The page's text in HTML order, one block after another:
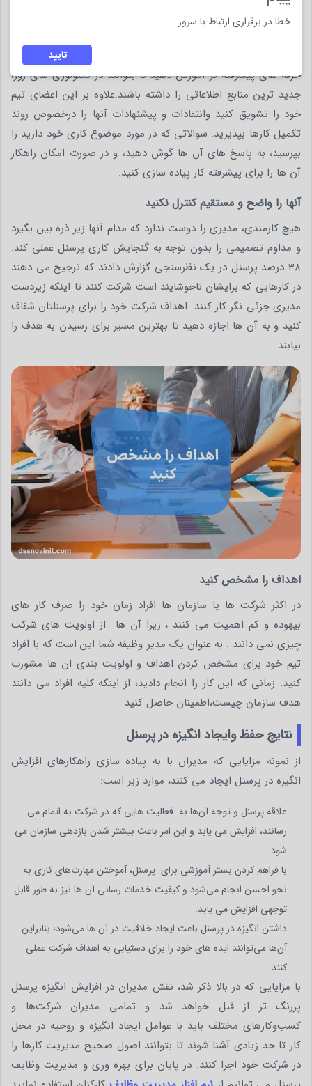
ایجاد فرصت هایی برای پیشرفت
آموختن حرفه و مهارت های جدید را دارند. پرسنل خود را در زمینه و
حرفه های پیشرفته تر آموزش دهید تا بتوانند در تکنولوژی های روز،
جدید ترین منابع اطلاعاتی را داشته باشند.علاوه بر این اعضای تیم
خود را تشویق کنید وانتقادات و پیشنهادات آنها را درخصوص روند
تکمیل کارها بپذیرید. سوالاتی که در مورد موضوع کاری خود دارید را
بپرسید، به پاسخ های آن ها گوش دهید، و در صورت امکان راهکار
آن ها را برای پیشرفته کار پیاده سازی کنید.
آنها را واضح و مستقیم کنترل نکنید
هیچ کارمندی، مدیری را دوست ندارد که مدام آنها زیر ذره بین بگیرد
و مداوم تصمیمی را بدون توجه به گنجایش کاری پرسنل عملی کند.
38 درصد پرسنل در یک نظرسنجی گزارش دادند که ترجیح می دهند
در کارهایی که برایشان ناخوشایند است شرکت کنند تا اینکه زیردست
مدیری جزئی نگر کار کنند. اهداف شرکت خود را برای پرسنلتان شفاف
کنید و به آن ها اجازه دهید تا بهترین مسیر برای رسیدن به هدف را
بیابند.
اهداف را مشخص کنید
در اکثر شرکت ها یا سازمان ها افراد زمان خود را صرف کار های
بیهوده و کم اهمیت می کنند ، زیرا آن ها از اولویت های شرکت
چیزی نمی دانند . به عنوان یک مدیر وظیفه شما این است که با افراد
تیم خود برای مشخص کردن اهداف و اولویت بندی ان ها مشورت
کنید. زمانی که این کار را انجام دادید، از اینکه کلیه افراد می دانند
هدف سازمان چیست،اطمینان حاصل کنید
نتایج حفظ وایجاد انگیزه در پرسنل
از نمونه مزایایی که مدیران با به پیاده سازی راهکارهای افزایش
انگیزه در پرسنل ایجاد می کنند، موارد زیر است:
علاقه پرسنل و توجه آن‌ها به فعالیت هایی که در شرکت به اتمام می
رسانند، افزایش می یابد و این امر باعث بیشتر شدن بازدهی سازمان می
شود.
با فراهم‌ کردن بستر آموزشی برای پرسنل، آموختن مهارت‌های کاری به
نحو احسن انجام می‌شود و کیفیت خدمات رسانی آن ها نیز به طور قابل
توجهی افزایش می یابد.
داشتن انگیزه در پرسنل باعث ایجاد خلاقیت در آن ها می‌شود؛ بنابراین
آن‌ها می‌توانند ایده های خود را برای دستیابی به اهداف شرکت عملی
کنند.
با مزایایی که در بالا ذکر شد، نقش مدیران در افزایش انگیزه پرسنل
پررنگ‌ تر از قبل خواهد شد و تمامی مدیران شرکت‌ها و
کسب‌وکارهای مختلف باید با عوامل ایجاد انگیزه و روحیه در محل
کار تا حد زیادی آشنا شوند تا بتوانند اصول صحیح مدیریت کارها را
در شرکت خود اجرا کنند. در پایان برای بهره وری و مدیریت وظایف
خطا در برقراری ارتباط با سرور
تایید